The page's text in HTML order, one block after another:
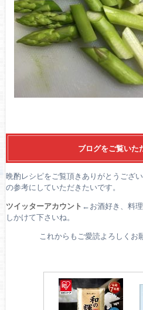
ブログをご覧いた
晩酌レシピをご覧頂きありがとうござ
の参考にしていただきたいです。
ツイッターアカウント ←お酒好き、料
しかけて下さいね。
これからもご愛読よろしく